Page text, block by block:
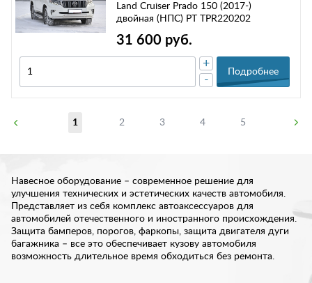
Land Cruiser Prado 150 (2017-)
двойная (НПС) РТ TPR220202
31 600 руб.
-
+
Подробнее
1 2 3 4 5
Навесное оборудование – современное решение для
улучшения технических и эстетических качеств автомобиля.
Представляет из себя комплекс автоаксессуаров для
автомобилей отечественного и иностранного происхождения.
Защита бамперов, порогов, фаркопы, защита двигателя дуги
багажника – все это обеспечивает кузову автомобиля
возможность длительное время обходиться без ремонта.